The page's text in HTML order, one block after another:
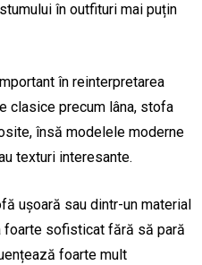
în outfituri mai puțin
în reinterpretarea
clasice precum lâna, stofa
însă modelele moderne
texturi interesante.
ușoară sau dintr-un material
foarte sofisticat fără să pară
foarte mult